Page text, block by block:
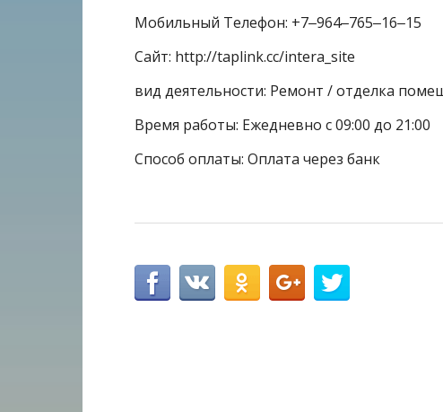
Мобильный Телефон: +7‒964‒765‒16‒15
Сайт: http://taplink.cc/intera_site
вид деятельности: Ремонт / отделка
Время работы: Ежедневно с 09:00 до 21:00
Способ оплаты: Оплата через банк